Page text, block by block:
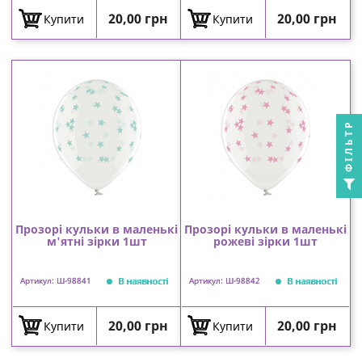
Купити Ціна
20,00 грн Купити Ціна
20,00 грн
Прозорі кульки в маленькі
м'ятні зірки 1шт
Артикул: Ш-98841 В наявності
Купити Ціна
20,00 грн
Прозорі кульки в маленькі
рожеві зірки 1шт
Артикул: Ш-98842 В наявності
Купити Ціна
20,00 грн
ФІЛЬТР